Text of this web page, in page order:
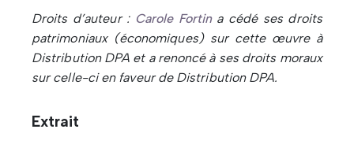
Droits d’auteur : Carole Fortina cédé ses droits
patrimoniaux (économiques) sur cette œuvre à
Distribution DPA et a renoncé à ses droits moraux
sur celle-ci en faveur de Distribution DPA.
Extrait